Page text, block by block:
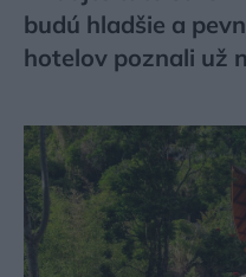
budú hladšie a
hotelov poznali už